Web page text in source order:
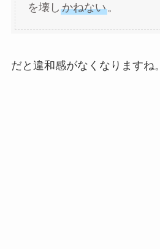
を壊し かねない。
だと違和感がなくなりますね。